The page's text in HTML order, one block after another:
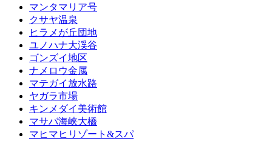
マンタマリア号
クサヤ温泉
ヒラメが丘団地
ユノハナ大渓谷
ゴンズイ地区
ナメロウ金属
マテガイ放水路
ヤガラ市場
キンメダイ美術館
マサバ海峡大橋
マヒマヒリゾート&スパ